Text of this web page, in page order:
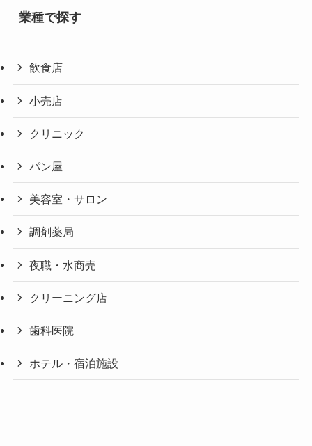
業種で探す
飲食店
小売店
クリニック
パン屋
美容室・サロン
調剤薬局
夜職・水商売
クリーニング店
歯科医院
ホテル・宿泊施設